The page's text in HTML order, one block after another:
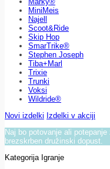
MiniMeis
Najell
Scoot&Ride
Skip Hop
SmarTrike®
Stephen Joseph
Tiba+Marl
Trixie
Trunki
Voksi
Wildride®
Novi izdelki Izdelki v akciji
Naj bo potovanje ali
brezskrben družinski dopust.
Kategorija Igranje